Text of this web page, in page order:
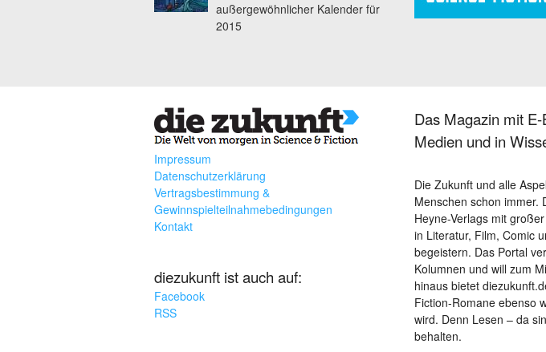
außergewöhnlicher Kalender für
2015
Impressum
Datenschutzerklärung
Vertragsbestimmung &
Gewinnspielteilnahmebedingungen
Kontakt
diezukunft ist auch auf:
Facebook
RSS
Das Magazin mit
Medien und in
Die Zukunft und alle
Menschen schon immer.
Heyne-Verlags mit
in Literatur, Film, Comic
begeistern. Das Portal
Kolumnen und will zum
hinaus bietet
Fiction-Romane ebenso
wird. Denn Lesen – da
behalten.